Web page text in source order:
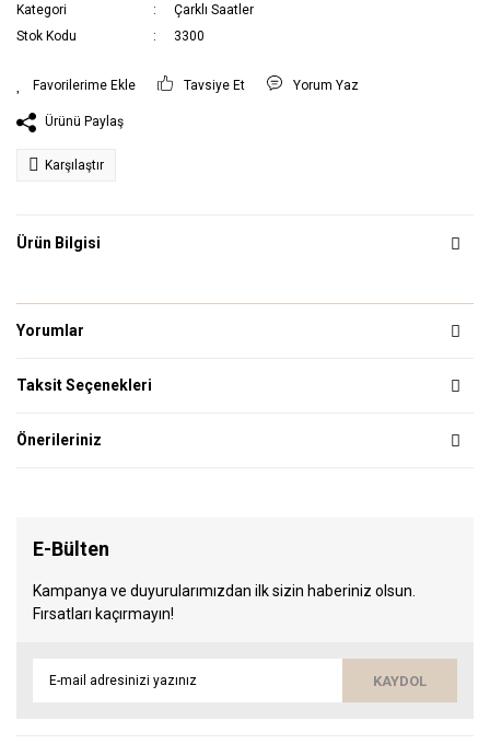
Kategori
Çarklı Saatler
Stok Kodu
3300
Tavsiye Et Yorum Yaz
Ürünü Paylaş
Karşılaştır
Ürün Bilgisi
Yorumlar
Taksit Seçenekleri
Önerileriniz
E-Bülten
Kampanya ve duyurularımızdan ilk sizin haberiniz olsun.
Fırsatları kaçırmayın!
KAYDOL